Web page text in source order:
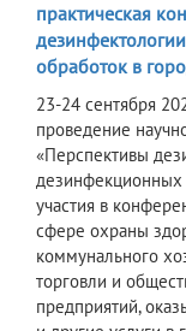
практическая
обработок в
23-24 сентября
проведение
«Перспективы
дезинфекционных
участия в
сфере охраны
коммунального
торговли и
предприятий,